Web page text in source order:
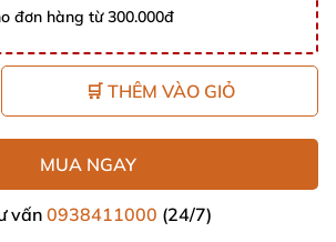
đơn hàng từ 300.000đ
🛒 THÊM VÀO GIỎ
MUA NGAY
vấn0938411000 (24/7)